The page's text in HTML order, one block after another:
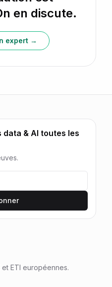
en discute.
expert →
data & AI toutes les
ETI européennes.